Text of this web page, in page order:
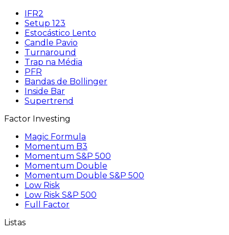
IFR2
Setup 123
Estocástico Lento
Candle Pavio
Turnaround
Trap na Média
PFR
Bandas de Bollinger
Inside Bar
Supertrend
Factor Investing
Magic Formula
Momentum B3
Momentum S&P 500
Momentum Double
Momentum Double S&P 500
Low Risk
Low Risk S&P 500
Full Factor
Listas